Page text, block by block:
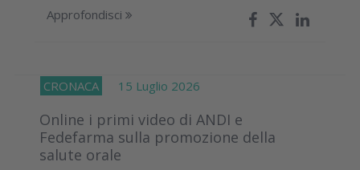
Approfondisci
CRONACA 15 Luglio 2026
Online i primi video di ANDI e
Fedefarma sulla promozione della
salute orale